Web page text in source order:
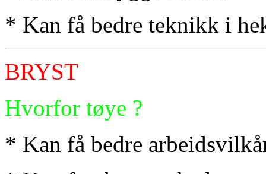
* Kan få bedre teknikk i
BRYST
Hvorfor tøye ?
* Kan få bedre